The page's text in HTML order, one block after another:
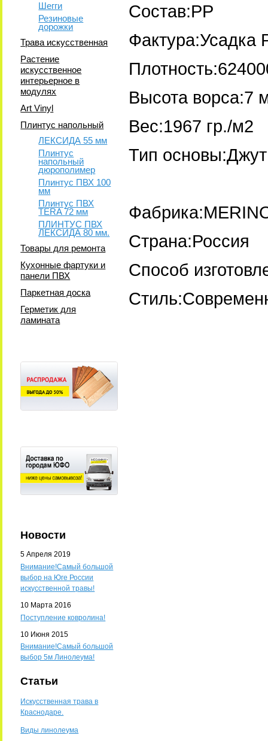
Шегги
Резиновые
дорожки
Трава искусственная
Растение
искусственное
интерьерное в
модулях
Art Vinyl
Плинтус напольный
ЛЕКСИДА 55 мм
Плинтус
напольный
дюрополимер
Плинтус ПВХ 100
мм
Плинтус ПВХ
TERA 72 мм
ПЛИНТУС ПВХ
ЛЕКСИДА 80 мм.
Товары для ремонта
Кухонные фартуки и
панели ПВХ
Паркетная доска
Герметик для
ламината
Новости
5 Апреля 2019
Внимание!Самый большой
выбор на Юге России
искусственной травы!
10 Марта 2016
Поступление ковролина!
10 Июня 2015
Внимание!Самый большой
выбор 5м Линолеума!
Статьи
Искусственная трава в
Краснодаре.
Виды линолеума
Состав:PP
Фактура:Усадка
Высота ворса:7
Вес:1967 гр./м2
Тип основы:Джут
Страна:Россия
Способ